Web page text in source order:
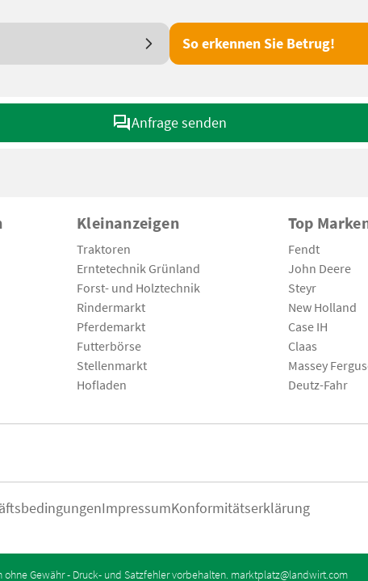
So erkennen Sie Betrug!
Anfrage senden
Kleinanzeigen
Traktoren
Erntetechnik Grünland
Forst- und Holztechnik
Rindermarkt
Pferdemarkt
Futterbörse
Stellenmarkt
Hofladen
Top
Fendt
John Deere
Steyr
New Holland
Case IH
Claas
Massey
Deutz-Fahr
ImpressumKonformitätserklärung
Gewähr - Druck- und Satzfehler vorbehalten. marktplatz@landwirt.com